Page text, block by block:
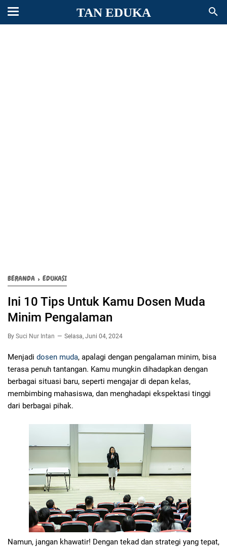
TAN EDUKA
BERANDA › EDUKASI
Ini 10 Tips Untuk Kamu Dosen Muda
Minim Pengalaman
By Suci Nur Intan Selasa, Juni 04, 2024
Menjadi dosen muda, apalagi dengan pengalaman minim, bisa
terasa penuh tantangan. Kamu mungkin dihadapkan dengan
berbagai situasi baru, seperti mengajar di depan kelas,
membimbing mahasiswa, dan menghadapi ekspektasi tinggi
dari berbagai pihak.
Namun, jangan khawatir! Dengan tekad dan strategi yang tepat,